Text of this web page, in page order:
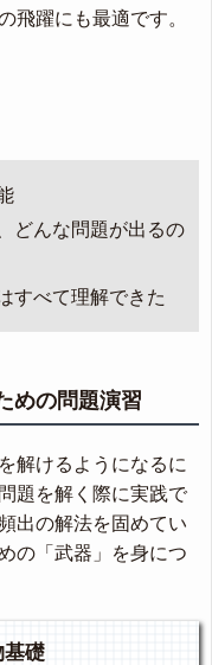
飛躍にも最適です。
どんな問題が出るの
すべて理解できた
めの問題演習
解けるようになるに
題を解く際に実践で
出の解法を固めてい
の「武器」を身につ
基礎